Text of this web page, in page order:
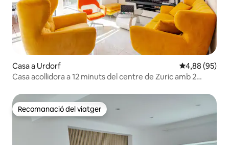
Casa a Urdorf 4,88 de
4,88 (95)
Casa acollidora a 12 minuts del centre de Zuric amb 2
Recomanació del viatger
Recomanació del viatger